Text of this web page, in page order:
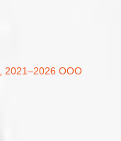
2021–2026 ООО